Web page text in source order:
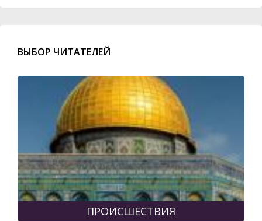
ВЫБОР ЧИТАТЕЛЕЙ
ПРОИСШЕСТВИЯ